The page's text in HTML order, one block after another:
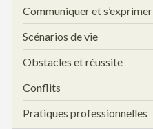
Communiquer et s’exprimer
Scénarios de vie
Obstacles et réussite
Conflits
Pratiques professionnelles